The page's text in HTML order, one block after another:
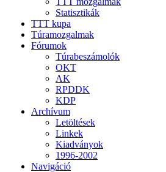
Statisztikák
TTT kupa
Túramozgalmak
Fórumok
Túrabeszámolók
OKT
AK
RPDDK
KDP
Archívum
Letöltések
Linkek
Kiadványok
1996-2002
Navigáció